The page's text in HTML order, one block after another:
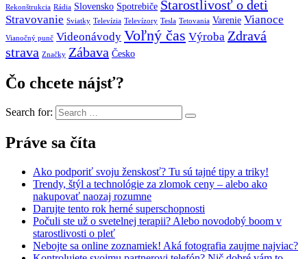
Rekonštrukcia Rádia Slovensko Spotrebiče Starostlivosť o deti
Stravovanie Sviatky Televízia Televízory Tesla Tetovania Varenie Vianoce
Vianočný punč Videonávody Voľný čas Výroba Zdravá
strava Značky Zábava Česko
Čo chcete nájsť?
Search for:
Práve sa číta
Ako podporiť svoju ženskosť? Tu sú tajné tipy a triky!
Trendy, štýl a technológie za zlomok ceny – alebo ako
nakupovať naozaj rozumne
Darujte tento rok herné superschopnosti
Počuli ste už o svetelnej terapii? Alebo novodobý boom v
starostlivosti o pleť
Nebojte sa online zoznamiek! Aká fotografia zaujme najviac?